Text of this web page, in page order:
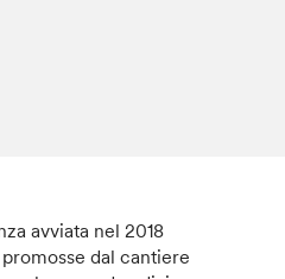
avviata nel 2018
dal cantiere